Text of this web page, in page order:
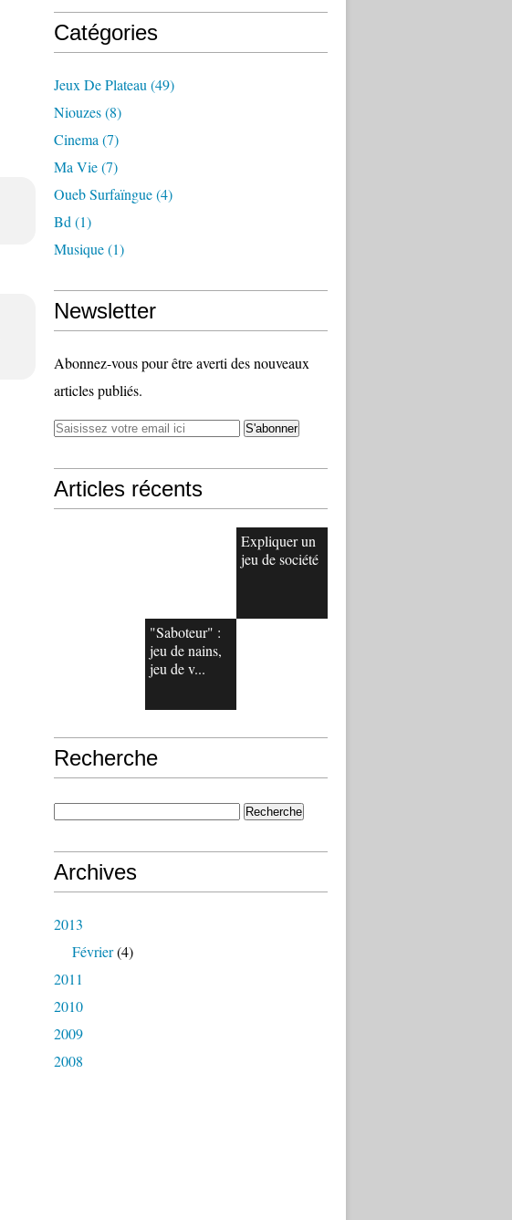
Catégories
Jeux De Plateau (49)
Niouzes(8)
Cinema (7)
Ma Vie(7)
Oueb Surfaïngue(4)
Bd (1)
Musique(1)
Newsletter
Abonnez-vous pour être averti des nouveaux
articles publiés.
Articles récents
Expliquer un
jeu de société
"Saboteur" :
jeu de nains,
jeu de v...
Recherche
Archives
2013
Février(4)
2011
2010
2009
2008